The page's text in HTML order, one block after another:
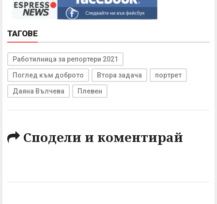
ТАГОВЕ
Работилница за репортери 2021
Поглед към доброто Втора задача портрет
Даяна Вълчева Плевен
Сподели и коментирай